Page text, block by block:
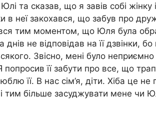
та сказав, що я завів собі
в неї закохався, що забув про
тим моментом, що Юля була
днів не відповідав на її
Звісно, мені було
її забути про все, що
її. В нас сім’я, діти. Хіба це
тим більше засуджувати мене чи